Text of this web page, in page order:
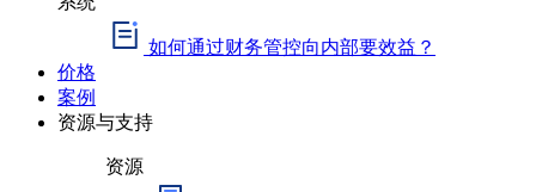
如何通过财务管控向内部要效益？
价格
案例
资源与支持
资源